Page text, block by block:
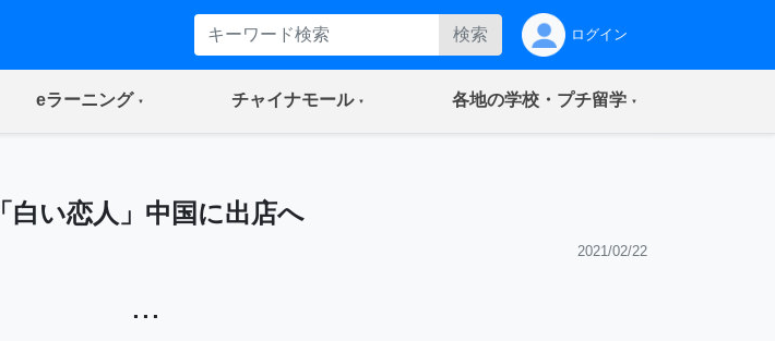
検索 ログイン
eラーニング(current) チャイナモール(current) 各地の学校・プチ留学(current)
「白い恋人」中国に出店へ
2021/02/22
...